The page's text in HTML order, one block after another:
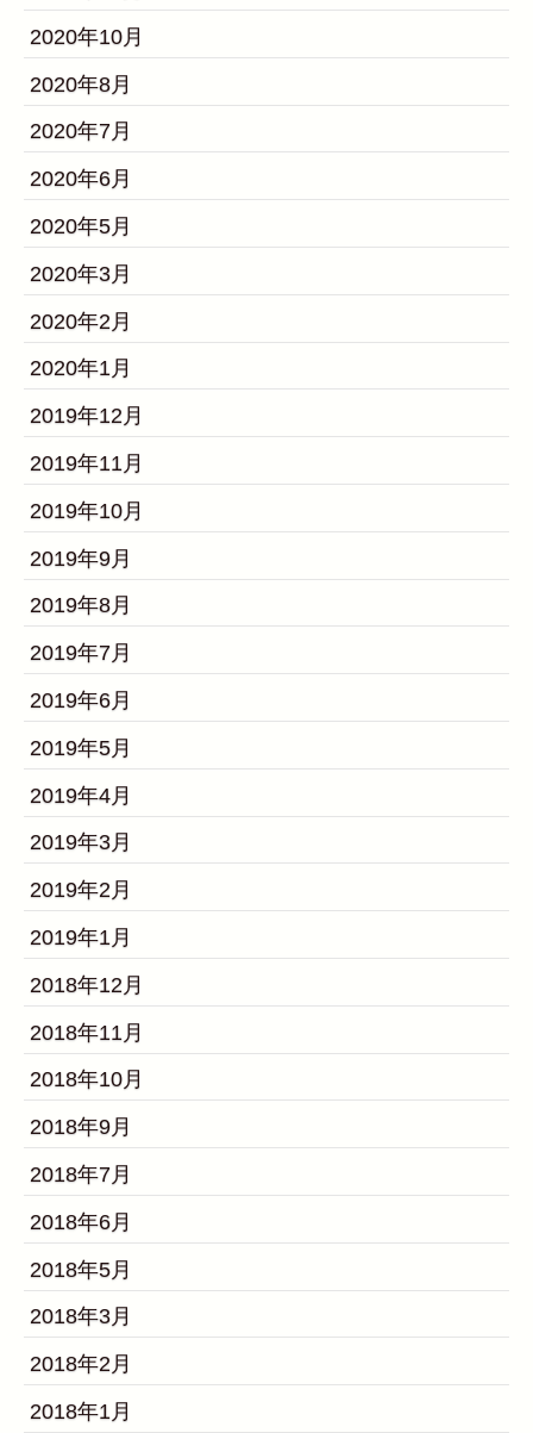
2020年10月
2020年8月
2020年7月
2020年6月
2020年5月
2020年3月
2020年2月
2020年1月
2019年12月
2019年11月
2019年10月
2019年9月
2019年8月
2019年7月
2019年6月
2019年5月
2019年4月
2019年3月
2019年2月
2019年1月
2018年12月
2018年11月
2018年10月
2018年9月
2018年7月
2018年6月
2018年5月
2018年3月
2018年2月
2018年1月